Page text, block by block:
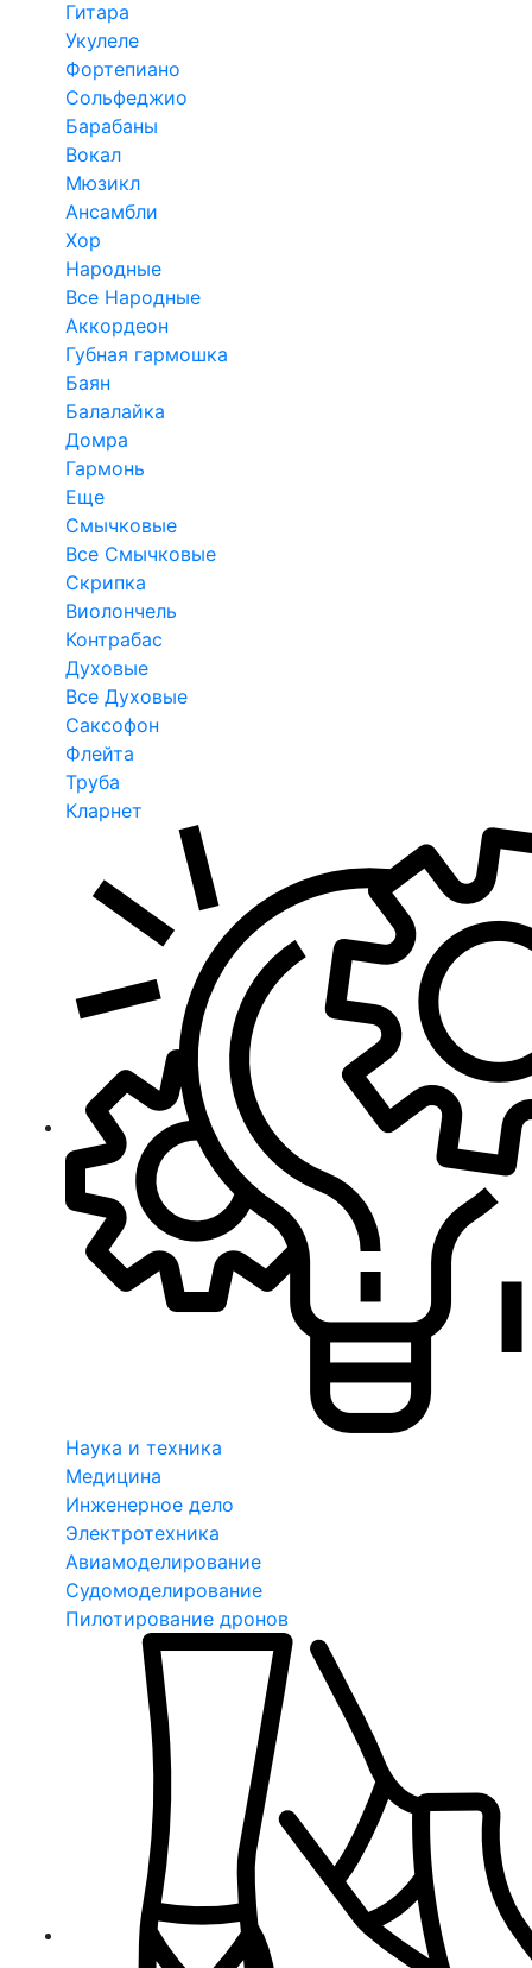
Гитара
Укулеле
Фортепиано
Сольфеджио
Барабаны
Вокал
Мюзикл
Ансамбли
Хор
Народные
Все Народные
Аккордеон
Губная гармошка
Баян
Балалайка
Домра
Гармонь
Еще
Смычковые
Все Смычковые
Скрипка
Виолончель
Контрабас
Духовые
Все Духовые
Саксофон
Флейта
Труба
Кларнет
Наука и техника
Медицина
Инженерное дело
Электротехника
Авиамоделирование
Судомоделирование
Пилотирование дронов